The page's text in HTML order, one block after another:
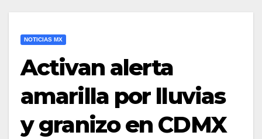
NOTICIAS MX
Activan alerta
amarilla por lluvias
y granizo en CDMX